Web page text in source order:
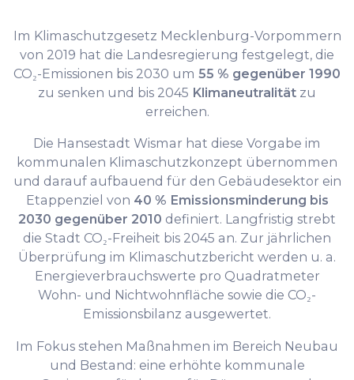
Im Klimaschutzgesetz Mecklenburg-Vorpommern
von 2019 hat die Landesregierung festgelegt, die
CO₂-Emissionen bis 2030 um 55 % gegenüber 1990
zu senken und bis 2045 Klimaneutralität zu
erreichen.
Die Hansestadt Wismar hat diese Vorgabe im
kommunalen Klimaschutzkonzept übernommen
und darauf aufbauend für den Gebäudesektor ein
Etappenziel von 40 % Emissionsminderung bis
2030 gegenüber 2010 definiert. Langfristig strebt
die Stadt CO₂-Freiheit bis 2045 an. Zur jährlichen
Überprüfung im Klimaschutzbericht werden u. a.
Energieverbrauchswerte pro Quadratmeter
Wohn- und Nichtwohnfläche sowie die CO₂-
Emissionsbilanz ausgewertet.
Im Fokus stehen Maßnahmen im Bereich Neubau
und Bestand: eine erhöhte kommunale